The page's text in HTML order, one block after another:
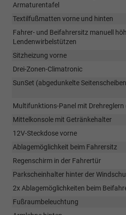
Armaturentafel
Textilfußmatten vorne und hinten
Fahrer- und Beifahrersitz manuell
Lendenwirbelstützen
Sitzheizung vorne
Drei-Zonen-Climatronic
SunSet (abgedunkelte
Multifunktions-Panel mit Drehreglern
Mittelkonsole mit Getränkehalter
12V-Steckdose vorne
Ablagemöglichkeit beim Fahrersitz
Regenschirm in der Fahrertür
Parkscheinhalter hinter der
2x Ablagemöglichkeiten beim
Fußraumbeleuchtung